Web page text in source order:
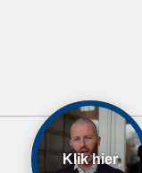
Klik hier